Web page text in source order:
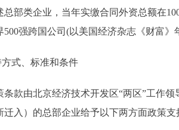
类企业，当年实缴合同外资总额在
500强跨国公司(以美国经济杂志《财富
式、标准和条件
由北京经济技术开发区“两区”工作领
迁入）的总部企业给予以下两方面政策支